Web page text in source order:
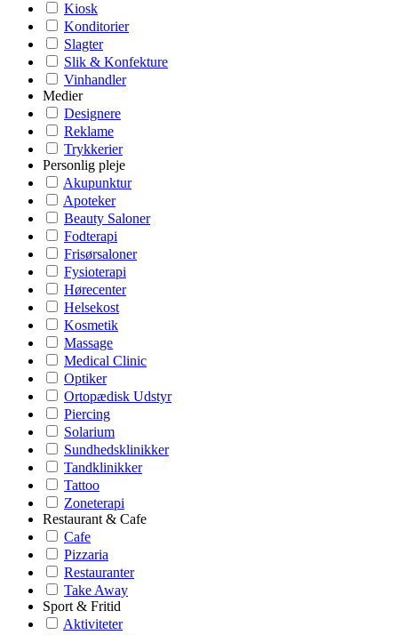
Kiosk
Konditorier
Slagter
Slik & Konfekture
Vinhandler
Medier
Designere
Reklame
Trykkerier
Personlig pleje
Akupunktur
Apoteker
Beauty Saloner
Fodterapi
Frisørsaloner
Fysioterapi
Hørecenter
Helsekost
Kosmetik
Massage
Medical Clinic
Optiker
Ortopædisk Udstyr
Piercing
Solarium
Sundhedsklinikker
Tandklinikker
Tattoo
Zoneterapi
Restaurant & Cafe
Cafe
Pizzaria
Restauranter
Take Away
Sport & Fritid
Aktiviteter